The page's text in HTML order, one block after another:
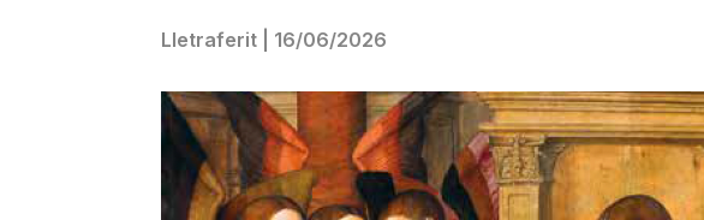
Lletraferit 16/06/2026